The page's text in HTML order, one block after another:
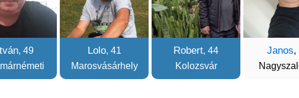
, 49
Lolo, 41
Marosvásárhely
Robert, 44
Kolozsvár
Janos,